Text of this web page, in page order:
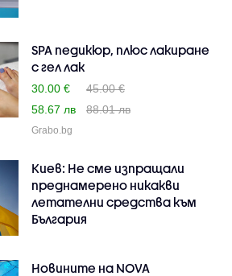
SPA педикюр, плюс лакиране
с гел лак
30.00 €
45.00 €
58.67 лв
88.01 лв
Grabo.bg
Киев: Не сме изпращали
преднамерено никакви
летателни средства към
България
Новините на NOVA